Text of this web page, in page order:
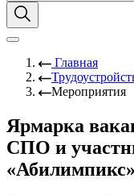
Главная
Мероприятия
Ярмарка
СПО и